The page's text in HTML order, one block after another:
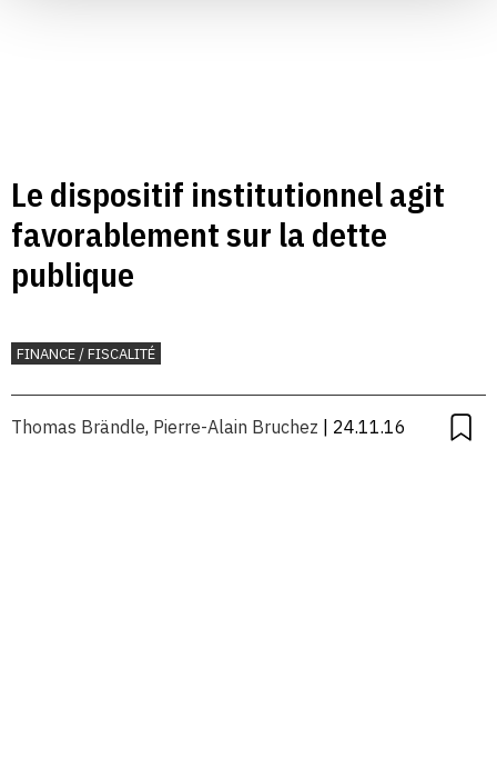
Le dispositif institutionnel agit
favorablement sur la dette
publique
FINANCE / FISCALITÉ
Thomas Brändle, Pierre-Alain Bruchez | 24.11.16